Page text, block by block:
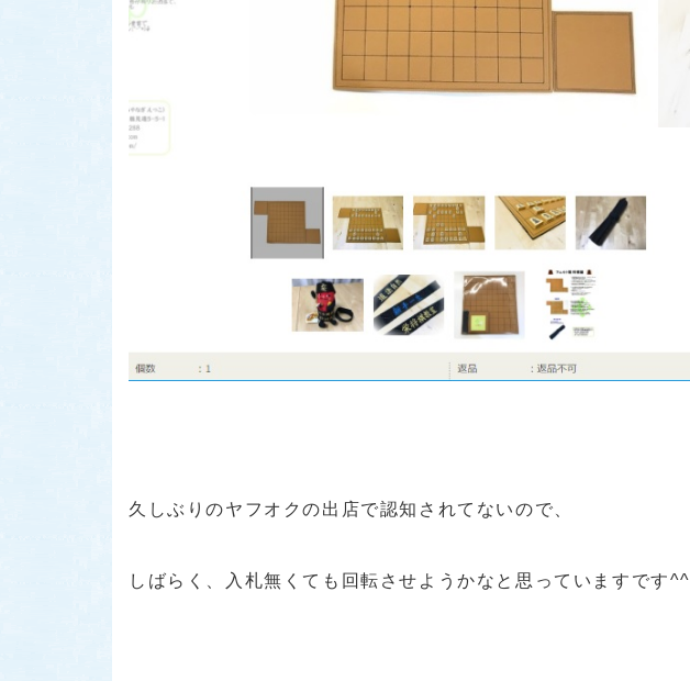
久しぶりのヤフオクの出店で認知されてないので、
しばらく、入札無くても回転させようかなと思っていますです^^